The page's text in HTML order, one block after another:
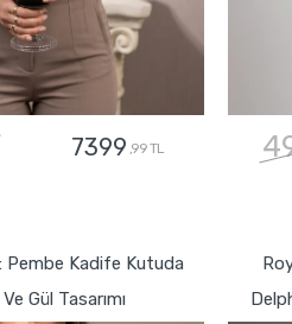
7399 ,99 TL
Pembe Kadife Kutuda
Gül Tasarımı